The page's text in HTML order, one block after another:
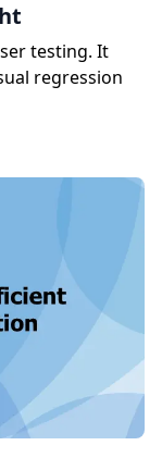
testing. It
regression